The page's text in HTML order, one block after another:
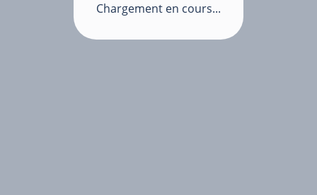
Chargement en cours...